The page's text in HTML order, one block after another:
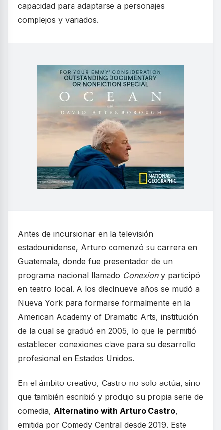
capacidad para adaptarse a personajes
complejos y variados.
Antes de incursionar en la televisión
estadounidense, Arturo comenzó su carrera en
Guatemala, donde fue presentador de un
programa nacional llamado Conexiony participó
en teatro local. A los diecinueve años se mudó a
Nueva York para formarse formalmente en la
American Academy of Dramatic Arts, institución
de la cual se graduó en 2005, lo que le permitió
establecer conexiones clave para su desarrollo
profesional en Estados Unidos.
En el ámbito creativo, Castro no solo actúa, sino
que también escribió y produjo su propia serie de
comedia, Alternatino with Arturo Castro,
emitida por Comedy Central desde 2019. Este